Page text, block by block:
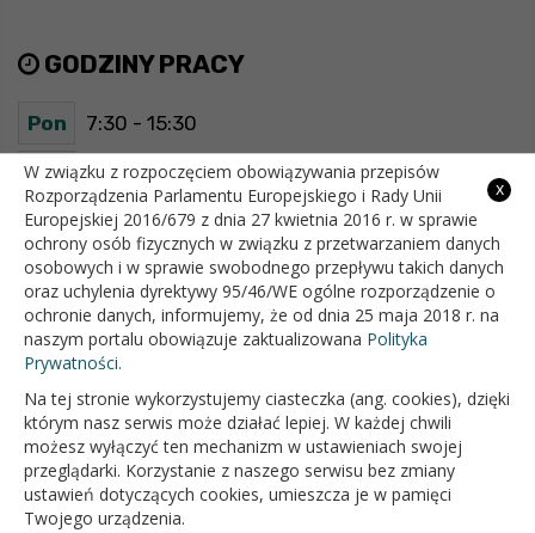
GODZINY PRACY
Pon 7:30 - 15:30
Wt 7:30 - 15:30
Śr 7:30 - 15:30
Czw 7:30 - 15:30
Pt 7:30 - 15:30
OFICJALNY SERWIS INTERNETOWY GMINY BIAŁOPOLE
x
W związku z rozpoczęciem obowiązywania przepisów
Rozporządzenia Parlamentu Europejskiego i Rady Unii
Europejskiej 2016/679 z dnia 27 kwietnia 2016 r. w sprawie
ochrony osób fizycznych w związku z przetwarzaniem danych
osobowych i w sprawie swobodnego przepływu takich danych
oraz uchylenia dyrektywy 95/46/WE ogólne rozporządzenie o
ochronie danych, informujemy, że od dnia 25 maja 2018 r. na
naszym portalu obowiązuje zaktualizowana Polityka
Prywatności.
Na tej stronie wykorzystujemy ciasteczka (ang. cookies), dzięki
którym nasz serwis może działać lepiej. W każdej chwili
możesz wyłączyć ten mechanizm w ustawieniach swojej
przeglądarki. Korzystanie z naszego serwisu bez zmiany
ustawień dotyczących cookies, umieszcza je w pamięci
Twojego urządzenia.